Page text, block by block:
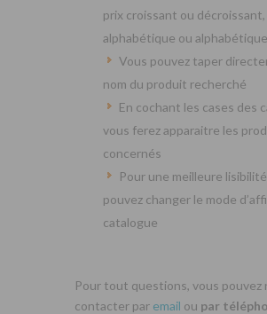
prix croissant ou
alphabétique ou
Vous pouvez taper
nom du produit recherché
En cochant les cases des
vous ferez apparaitre les
concernés
Pour une meilleure
pouvez changer le mode
catalogue
Pour tout questions, vous pouvez
contacter par email ou par